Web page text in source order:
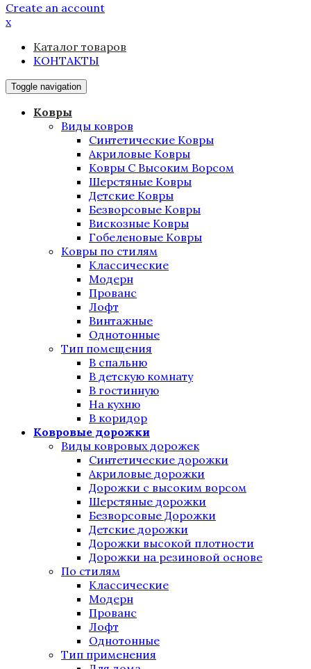
Create an account
x
Каталог товаров
КОНТАКТЫ
Toggle navigation
Ковры
Виды ковров
Синтетические Ковры
Акриловые Ковры
Ковры С Высоким Ворсом
Шерстяные Ковры
Детские Ковры
Безворсовые Ковры
Вискозные Ковры
Гобеленовые Ковры
Ковры по стилям
Классические
Модерн
Прованс
Лофт
Винтажные
Однотонные
Тип помещения
В спальню
В детскую комнату
В гостинную
На кухню
В коридор
Ковровые дорожки
Виды ковровых дорожек
Синтетические дорожки
Акриловые дорожки
Дорожки с высоким ворсом
Шерстяные дорожки
Безворсовые Дорожки
Детские дорожки
Дорожки высокой плотности
Дорожки на резиновой основе
По стилям
Классические
Модерн
Прованс
Лофт
Однотонные
Тип применения